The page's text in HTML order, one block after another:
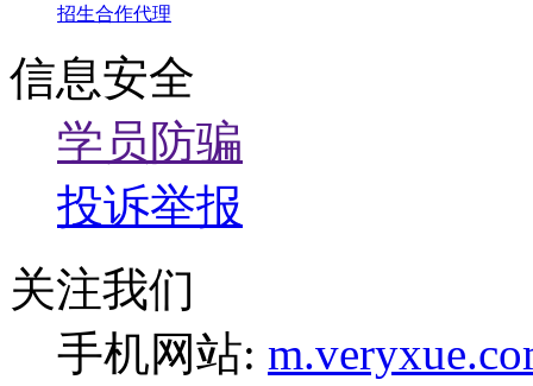
招生合作代理
信息安全
学员防骗
投诉举报
关注我们
手机网站: